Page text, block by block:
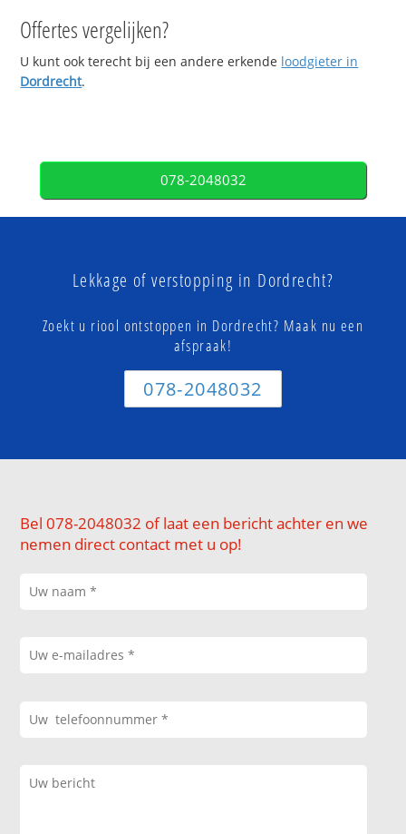
Offertes vergelijken?
U kunt ook terecht bij een andere erkende loodgieter in
Dordrecht.
078-2048032
Lekkage of verstopping in Dordrecht?
Zoekt u riool ontstoppen in Dordrecht? Maak nu een
afspraak!
078-2048032
Bel 078-2048032 of laat een bericht achter en we
nemen direct contact met u op!